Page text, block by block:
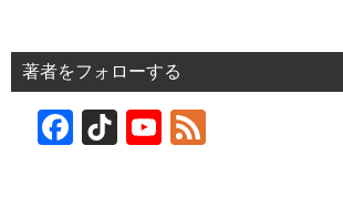
著者をフォローする
F
Ti
Y